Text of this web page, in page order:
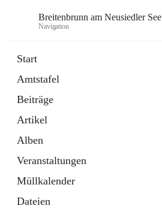
Breitenbrunn am Neusiedler See
Navigation
Start
Amtstafel
Beiträge
Artikel
Alben
Veranstaltungen
Müllkalender
Dateien
18 Schnellzugriffe
Gemeindeservice